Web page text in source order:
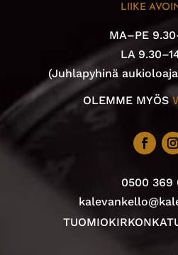
LIIKE
MA–PE
LA
(Juhlapyhinä
OLEMME MYÖS
0500 369